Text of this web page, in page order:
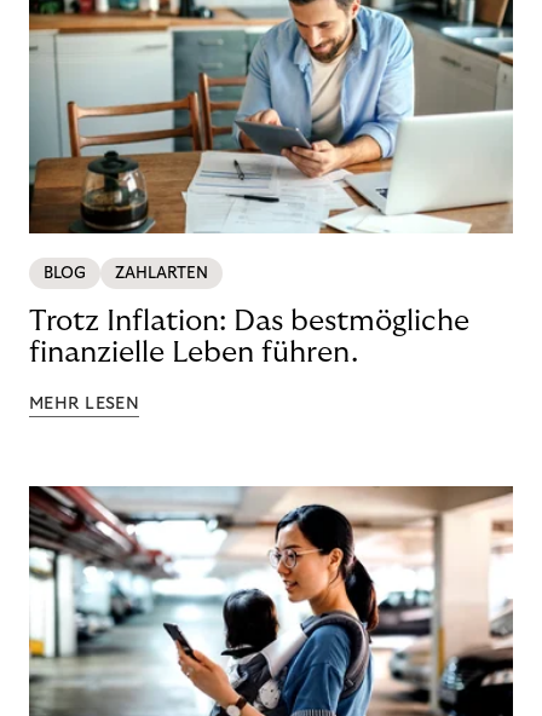
BLOG ZAHLARTEN
Trotz Inflation: Das bestmögliche
finanzielle Leben führen.
MEHR LESEN